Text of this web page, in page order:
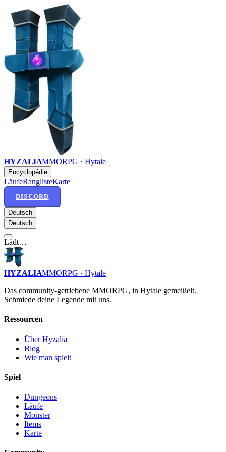
HYZALIAMMORPG · Hytale
Encyclopédie
LäufeRanglisteKarte
DISCORD
Deutsch
Deutsch
Lädt…
HYZALIAMMORPG · Hytale
Das community-getriebene MMORPG, in Hytale gemeißelt.
Schmiede deine Legende mit uns.
Ressourcen
Über Hyzalia
Blog
Wie man spielt
Spiel
Dungeons
Läufe
Monster
Items
Karte